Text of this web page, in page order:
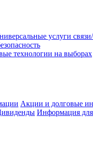
услуги
технологии на выборах
Акции и долговые
Информация